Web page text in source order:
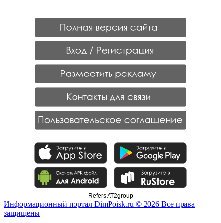
Refers AT2group
Информационный портал DimPoisk.ru © 2026 Все права
защищены